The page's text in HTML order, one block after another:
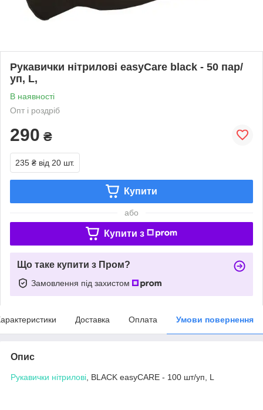
Рукавички нітрилові easyCare black - 50 пар/
уп, L,
В наявності
Опт і роздріб
290 ₴
235 ₴ від 20 шт.
Купити
або
Купити з
Що таке купити з Пром?
Замовлення під захистом
Доставка Оплата Умови повернення
Опис
Рукавички нітрилові , BLACK easyCARE - 100 шт/уп, L